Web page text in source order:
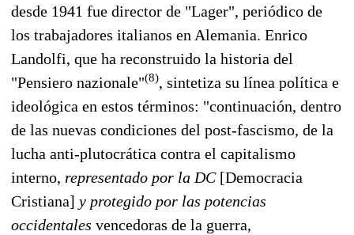
desde 1941 fue director de "Lager", periódico de
los trabajadores italianos en Alemania. Enrico
Landolfi, que ha reconstruido la historia del
"Pensiero nazionale"(8), sintetiza su línea política e
ideológica en estos términos: "continuación, dentro
de las nuevas condiciones del post-fascismo, de la
lucha anti-plutocrática contra el capitalismo
interno, representado por la DC [Democracia
Cristiana] y protegido por las potencias
occidentales vencedoras de la guerra,